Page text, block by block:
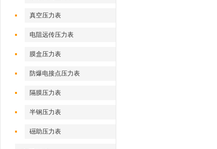
真空压力表
电阻远传压力表
膜盒压力表
防爆电接点压力表
隔膜压力表
半钢压力表
礠助压力表